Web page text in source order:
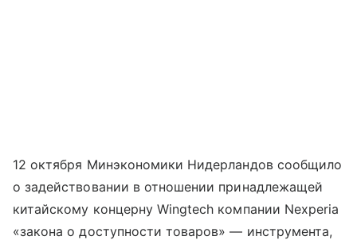
12 октября Минэкономики Нидерландов сообщило
о задействовании в отношении принадлежащей
китайскому концерну Wingtech компании Nexperia
«закона о доступности товаров» — инструмента,